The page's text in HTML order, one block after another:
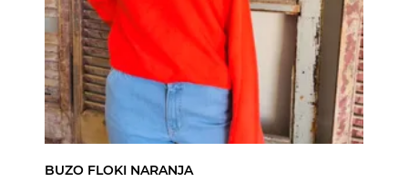
BUZO FLOKI NARANJA